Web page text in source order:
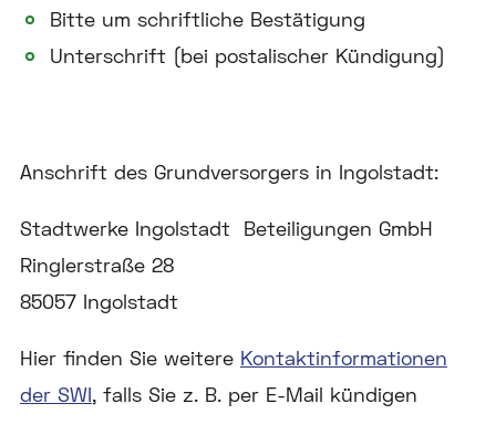
Bitte um schriftliche Bestätigung
Unterschrift (bei postalischer Kündigung)
Anschrift des Grundversorgers in Ingolstadt:
Stadtwerke Ingolstadt Beteiligungen GmbH
Ringlerstraße 28
85057 Ingolstadt
Hier finden Sie weitere Kontaktinformationen
der SWI, falls Sie z. B. per E-Mail kündigen